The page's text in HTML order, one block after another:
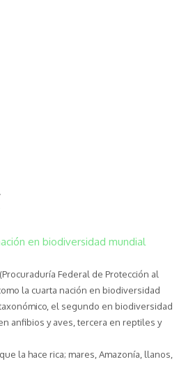
en biodiversidad mundial
Federal de Protección al
la cuarta nación en biodiversidad
el segundo en biodiversidad
anfibios y aves, tercera en reptiles y
la hace rica; mares, Amazonía, llanos,